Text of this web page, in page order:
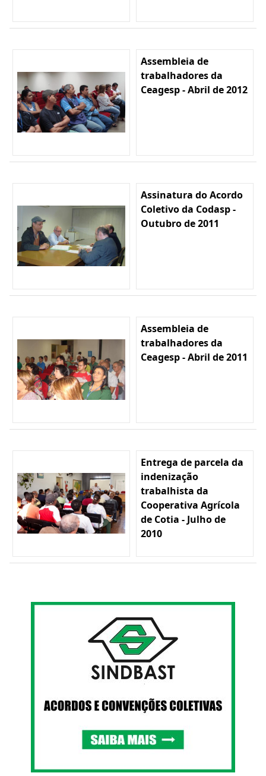
Assembleia de
trabalhadores da
Ceagesp - Abril de 2012
Assinatura do Acordo
Coletivo da Codasp -
Outubro de 2011
Assembleia de
trabalhadores da
Ceagesp - Abril de 2011
Entrega de parcela da
indenização
trabalhista da
Cooperativa Agrícola
de Cotia - Julho de
2010